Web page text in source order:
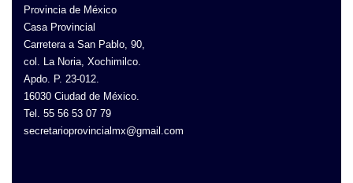
Provincia de México
Casa Provincial
Carretera a San Pablo, 90,
col. La Noria, Xochimilco.
Apdo. P. 23-012.
16030 Ciudad de México.
Tel. 55 56 53 07 79
secretarioprovincialmx@gmail.com